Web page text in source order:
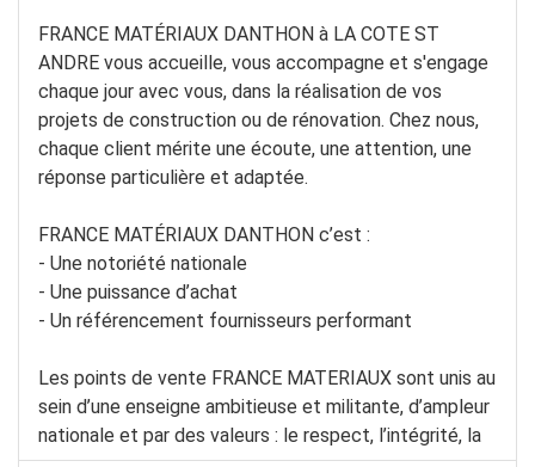
FRANCE MATÉRIAUX DANTHON à LA COTE ST
ANDRE vous accueille, vous accompagne et s'engage
chaque jour avec vous, dans la réalisation de vos
projets de construction ou de rénovation. Chez nous,
chaque client mérite une écoute, une attention, une
réponse particulière et adaptée.
FRANCE MATÉRIAUX DANTHON c’est :
- Une notoriété nationale
- Une puissance d’achat
- Un référencement fournisseurs performant
Les points de vente FRANCE MATERIAUX sont unis au
sein d’une enseigne ambitieuse et militante, d’ampleur
nationale et par des valeurs : le respect, l’intégrité, la